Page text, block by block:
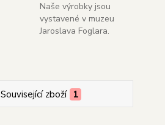
Naše výrobky jsou
vystavené v muzeu
Jaroslava Foglara.
Související zboží 1